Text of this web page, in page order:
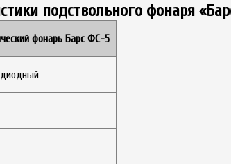
подствольного фонаря
фонарь Барс ФС-5